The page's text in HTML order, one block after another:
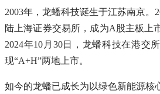
2003年，龙蟠科技诞生于江苏南京。
陆上海证券交易所，成为A股主板上
2024年10月30日，龙蟠科技在港交
现“A+H”两地上市。
如今的龙蟠已成长为以绿色新能源核